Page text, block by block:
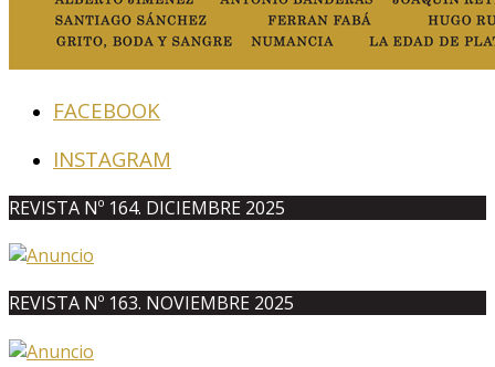
FACEBOOK
INSTAGRAM
REVISTA Nº 164. DICIEMBRE 2025
REVISTA Nº 163. NOVIEMBRE 2025